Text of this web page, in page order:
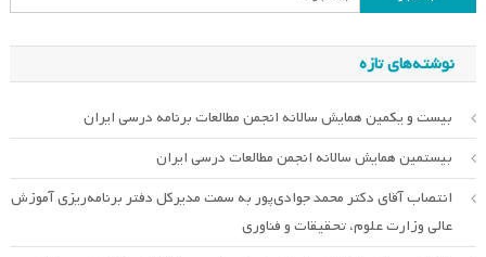
برای:
نوشته‌های تازه
بیست و یکمین همایش سالانه انجمن مطالعات برنامه درسی ایران
بیستمین همایش سالانه انجمن مطالعات درسی ایران
انتصاب آقای دکتر محمد جوادی‌پور به سمت مدیرکل دفتر برنامه‌ریزی آموزش
عالی وزارت علوم، تحقیقات و فناوری